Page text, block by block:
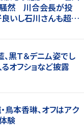
騒然 川合会長が投
良いし石川さんも超格
、黒Ｔ＆デニム姿でし
オフショなど披露
鳥本香琳、オフはアク
験